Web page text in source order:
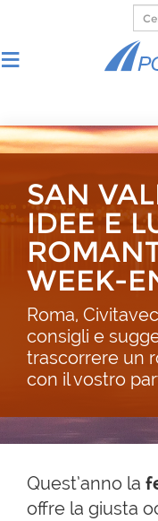
SAN
IDEE E
WEEK-
Roma,
consigli e
trascorrere un
con il vostro
Quest’anno la
offre la giusta